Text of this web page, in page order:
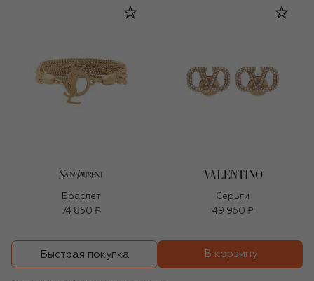
Браслет
74 850 ₽
Серьги
49 950 ₽
Быстрая покупка В корзину